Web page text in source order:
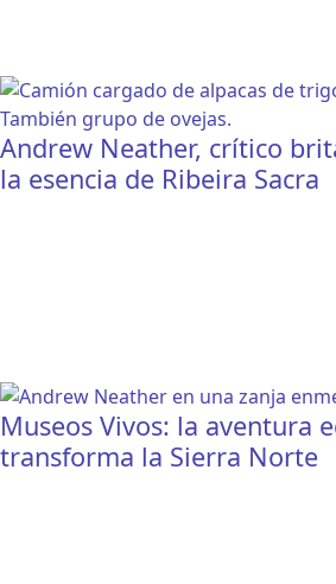
Andrew Neather, crítico
la esencia de Ribeira Sacra
Museos Vivos: la aventura
transforma la Sierra Norte